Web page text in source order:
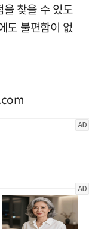
찾을 수 있도
도 불편함이 없